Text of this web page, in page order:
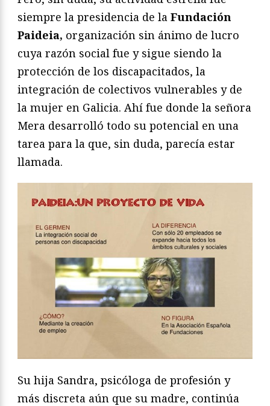
siempre la presidencia de la Fundación
Paideia, organización sin ánimo de lucro
cuya razón social fue y sigue siendo la
protección de los discapacitados, la
integración de colectivos vulnerables y de
la mujer en Galicia. Ahí fue donde la señora
Mera desarrolló todo su potencial en una
tarea para la que, sin duda, parecía estar
llamada.
Su hija Sandra, psicóloga de profesión y
más discreta aún que su madre, continúa